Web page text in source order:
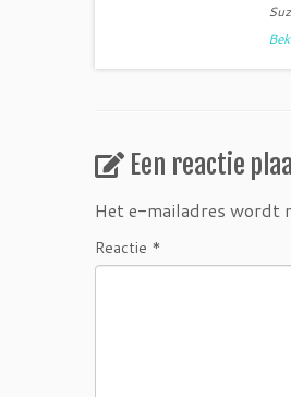
Een reactie
Het e-mailadres wordt
Reactie *